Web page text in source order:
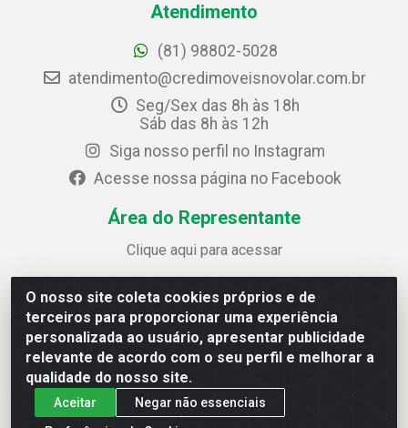
O nosso site coleta cookies próprios e de
terceiros para proporcionar uma experiência
personalizada ao usuário, apresentar publicidade
relevante de acordo com o seu perfil e melhorar a
qualidade do nosso site.
Aceitar
Negar não essenciais
Atendimento
(81) 98802-5028
atendimento@credimoveisnovolar.com.br
Seg/Sex das 8h às 18h
Sáb das 8h às 12h
Siga nosso perfil no Instagram
Acesse nossa página no Facebook
Área do Representante
Clique aqui para acessar
Credimóveis Novolar Ltda
Rua José Alves Bezerra, 430 - Prazeres - Jaboatão dos
Guararapes / PE - CEP 54.325-610
CNPJ: 09.930.165/0013-70